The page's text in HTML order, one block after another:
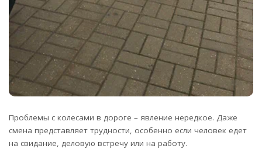
Проблемы с колесами в дороге – явление нередкое. Даже
смена представляет трудности, особенно если человек едет
на свидание, деловую встречу или на работу.